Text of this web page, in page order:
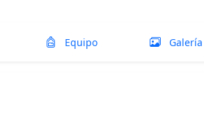
Equipo Galería